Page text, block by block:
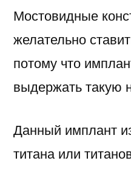
Мостовидные
желательно
потому что
выдержать такую
Данный имплант
титана или